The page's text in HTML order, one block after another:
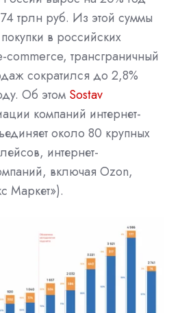
трлн руб. Из этой суммы
в российских
commerce, трансграничный
сократился до 2,8%
Об этом Sostav
компаний интернет-
около 80 крупных
интернет-
включая Ozon,
Маркет»).